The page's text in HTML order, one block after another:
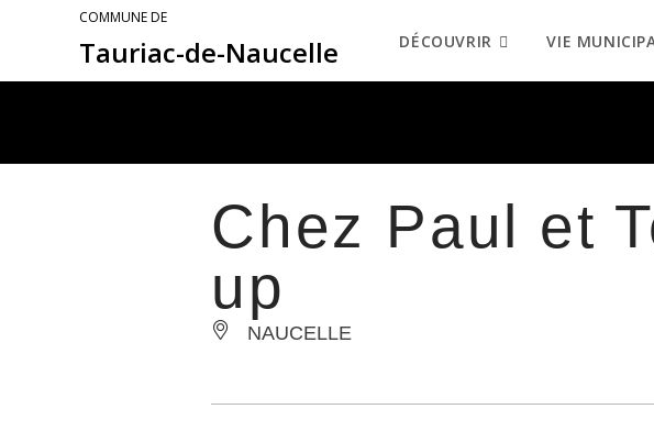
COMMUNE DE
Tauriac-de-Naucelle DÉCOUVRIR VIE
Chez Paul et
up
NAUCELLE